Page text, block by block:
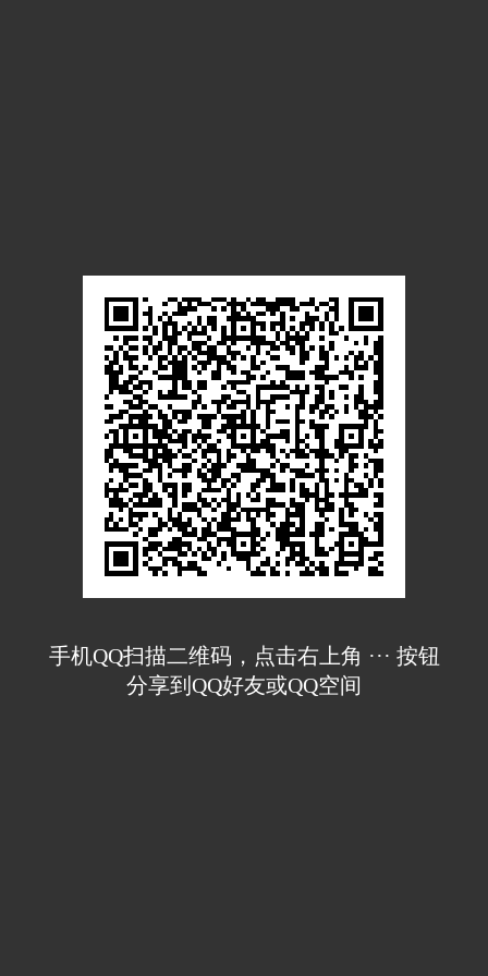
手机QQ扫描二维码，点击右上角 ··· 按钮
分享到QQ好友或QQ空间